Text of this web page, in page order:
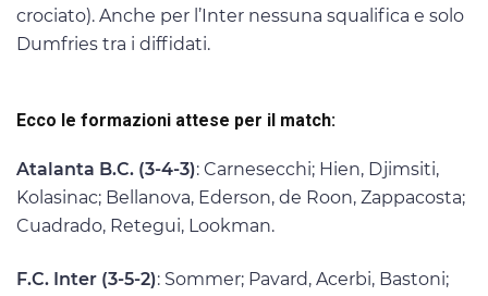
crociato). Anche per l’Inter nessuna squalifica e solo
Dumfries tra i diffidati.
Ecco le formazioni attese per il match:
Atalanta B.C. (3-4-3): Carnesecchi; Hien, Djimsiti,
Kolasinac; Bellanova, Ederson, de Roon, Zappacosta;
Cuadrado, Retegui, Lookman.
F.C. Inter (3-5-2): Sommer; Pavard, Acerbi, Bastoni;